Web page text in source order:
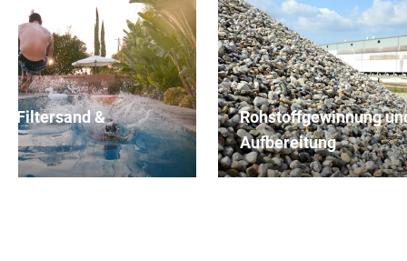
Filtersand &
Rohstoffgewinnung
Aufbereitung